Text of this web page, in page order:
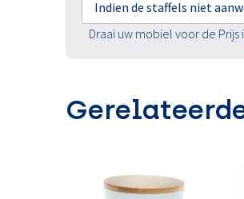
Indien de staffels niet
Draai uw mobiel voor de